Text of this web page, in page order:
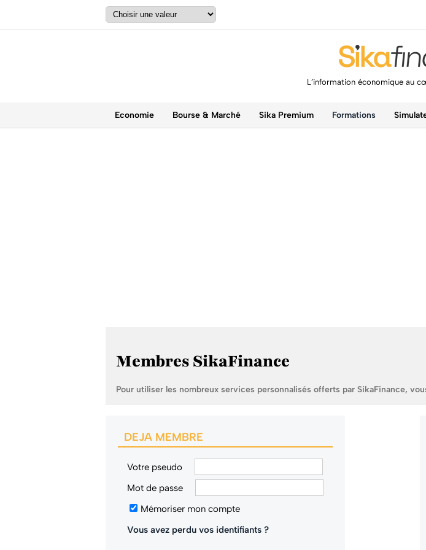
L’information économique au
Economie Bourse & Marché Sika Premium Formations
Membres SikaFinance
Pour utiliser les nombreux services personnalisés offerts par SikaFinance,
DEJA MEMBRE
Votre pseudo
Mot de passe
Mémoriser mon compte
Vous avez perdu vos identifiants ?